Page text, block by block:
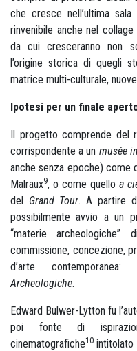
che cresce nell’ultima
rinvenibile anche nel
da cui cresceranno non
l’origine storica di quegli
matrice multi-culturale,
Ipotesi per un finale
Il progetto comprende del
corrispondente a un musée
anche senza epoche) come
Malraux9, o come quello a
del Grand Tour. A partire
possibilmente avvio a un
“materie
commissione, concezione,
d’arte contemporanea:
Archeologiche.
Edward Bulwer-Lytton fu
poi fonte di
cinematografiche10 intitolato